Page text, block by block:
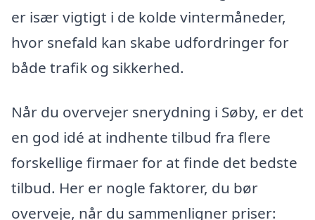
er især vigtigt i de kolde vintermåneder,
hvor snefald kan skabe udfordringer for
både trafik og sikkerhed.
Når du overvejer snerydning i Søby, er det
en god idé at indhente tilbud fra flere
forskellige firmaer for at finde det bedste
tilbud. Her er nogle faktorer, du bør
overveje, når du sammenligner priser: